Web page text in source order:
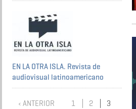
EN LA OTRA ISLA. Revista de
audiovisual latinoamericano
‹ ANTERIOR 1 2
3